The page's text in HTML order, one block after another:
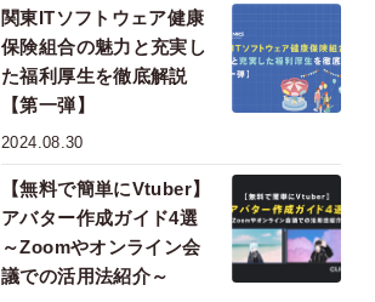
関東ITソフトウェア健康
保険組合の魅力と充実し
た福利厚生を徹底解説
【第一弾】
2024.08.30
【無料で簡単にVtuber】
アバター作成ガイド4選
～Zoomやオンライン会
議での活用法紹介～